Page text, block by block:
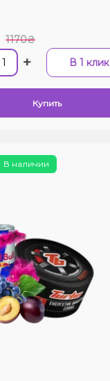
1170₴
+ В 1 клик
Купить
В наличии